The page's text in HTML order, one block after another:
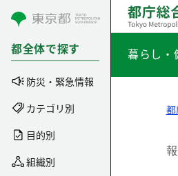
コンテンツにスキップ
都全体で探す
防災・緊急情報
カテゴリ別
目的別
組織別
暮らし・